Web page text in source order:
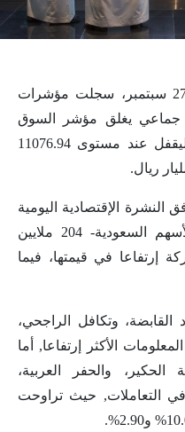
في ختام تعاملات اليوم الأربعاء 27 سبتمبر، سجلت مؤشرات
جماعي يغلق مؤشر السوق
العام مرتفعا بنحو 158.70 نقطة ليقفل عند مستوى 11076.94
النشرة الإقتصادية اليومية
لوكالة الأنباء السعودية لسوق الأسهم السعودية- 204 ملايين
سجلت فيها أسهم 180 شركة إرتفاعا في قيمتها، فيما
وتكافل الراجحي،
الأكثر إرتفاعا, أما
والحفر العربية،
في التعاملات, حيث تراوحت